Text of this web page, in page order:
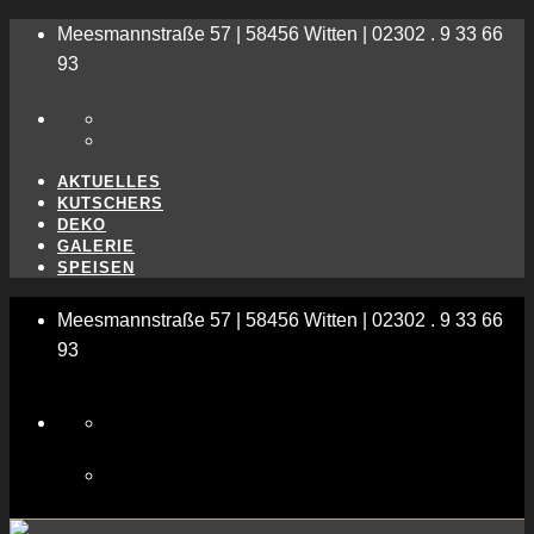
Meesmannstraße 57 | 58456 Witten | 02302 . 9 33 66
93
AKTUELLES
KUTSCHERS
DEKO
GALERIE
SPEISEN
Meesmannstraße 57 | 58456 Witten | 02302 . 9 33 66
93